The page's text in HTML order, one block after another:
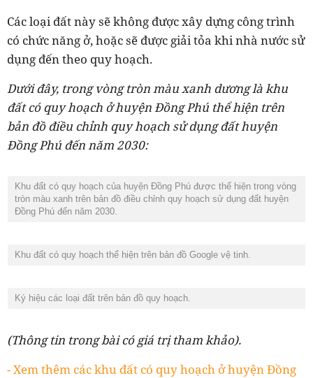
Các loại đất này sẽ không được xây dựng công trình
có chức năng ở, hoặc sẽ được giải tỏa khi nhà nước sử
dụng đến theo quy hoạch.
Dưới đây, trong vòng tròn màu xanh dương là khu
đất có quy hoạch ở huyện Đồng Phú thể hiện trên
bản đồ điều chỉnh quy hoạch sử dụng đất huyện
Đồng Phú đến năm 2030:
Khu đất có quy hoạch của huyện Đồng Phú được thể hiện trong vòng
tròn màu xanh trên bản đồ điều chỉnh quy hoạch sử dụng đất huyện
Đồng Phú đến năm 2030.
Khu đất có quy hoạch thể hiện trên bản đồ Google vệ tinh.
Ký hiệu các loại đất trên bản đồ quy hoạch.
(Thông tin trong bài có giá trị tham khảo).
- Xem thêm các khu đất có quy hoạch ở huyện Đồng